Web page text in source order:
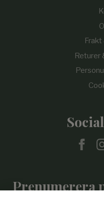
Returer
Prenumerera